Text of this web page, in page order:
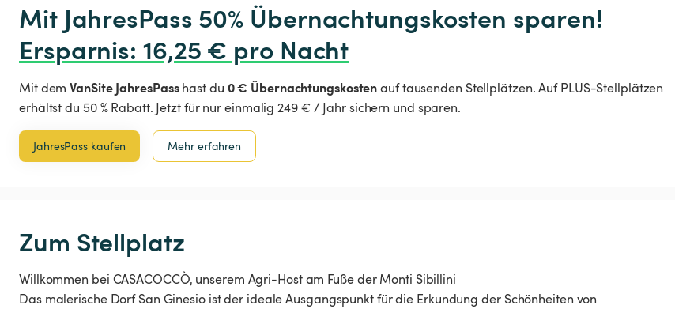
Ersparnis: 16,25 € pro Nacht
Mit demVanSite JahresPasshast du 0 € Übernachtungskostenauf tausenden Stellplätzen. Auf PLUS-Stellplätzen
erhältst du 50 % Rabatt. Jetzt für nur einmalig 249 € / Jahr sichern und sparen.
JahresPass kaufen Mehr erfahren
Zum Stellplatz
Willkommen bei CASACOCCÒ, unserem Agri-Host am Fuße der Monti Sibillini
Das malerische Dorf San Ginesio ist der ideale Ausgangspunkt für die Erkundung der Schönheiten von